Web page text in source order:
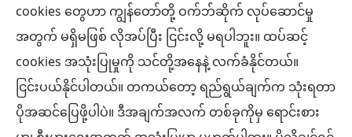
cookies တွေဟာ ကျွန်တော်တို့ ဝက်ဘ်ဆိုက် လုပ်ဆောင်မှု
အတွက် မရှိမဖြစ် လိုအပ်ပြီး ငြင်းလို့ မရပါဘူး။ ထပ်ဆင့်
cookies အသုံးပြုမှုကို သင်တို့အနေနဲ့ လက်ခံနိုင်တယ်။
ငြင်းပယ်နိုင်ပါတယ်။ တကယ်တော့ ရည်ရွယ်ချက်က သုံးရတာ
ပိုအဆင်ပြေဖို့ပါပဲ။ ဒီအချက်အလက် တစ်ခုကိုမှ ရောင်းစား
လေ့လာ
ရန်
စာစောင်
အောက်တိုဘာ ၁၊
၂၀၀၀
အစည်းအဝေး ရှာပါ
(window
အသစ်
ဖွ
င့်
နေ
အစည်းအဝေးကြီး ရှာပါ
(window
အသစ်
ဖွ
င့်
အသစ် တင်ထားရာများ
ဗီဒီယိုများ